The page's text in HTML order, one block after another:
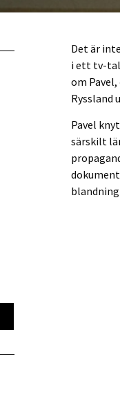
Det är
i ett tv-tal
om
Ryssland
Pavel
särskilt